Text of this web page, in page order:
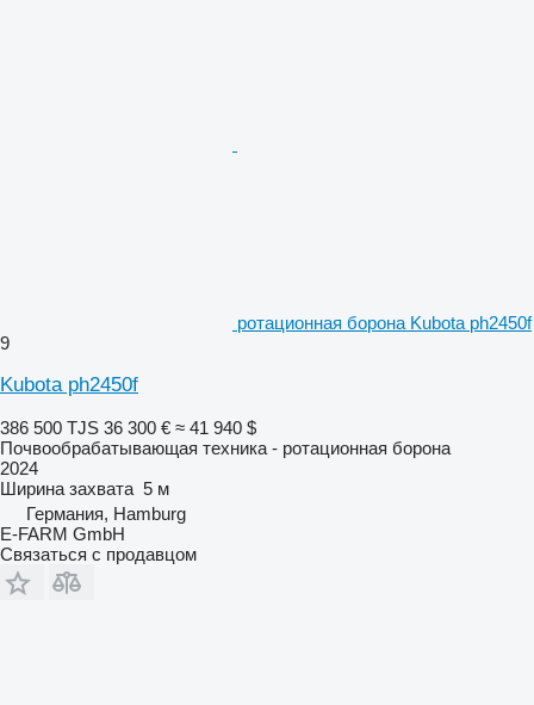
ротационная борона Kubota ph2450f
9
Kubota ph2450f
386 500 TJS 36 300 € ≈ 41 940 $
Почвообрабатывающая техника - ротационная борона
2024
Ширина захвата 5 м
Германия, Hamburg
E-FARM GmbH
Связаться с продавцом